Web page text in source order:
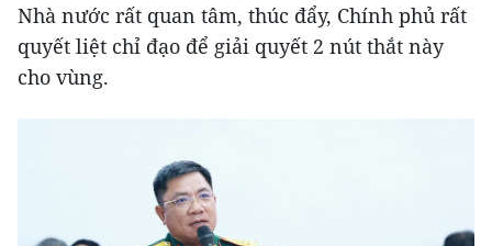
Nhà nước rất quan tâm, thúc đẩy, Chính phủ rất
quyết liệt chỉ đạo để giải quyết 2 nút thắt này
cho vùng.